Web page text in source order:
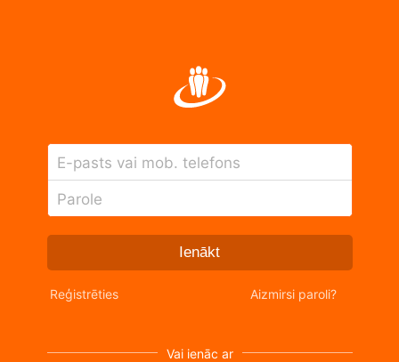
E-pasts vai mob. telefons
Parole
Ienākt
Reģistrēties Aizmirsi paroli?
Vai ienāc ar